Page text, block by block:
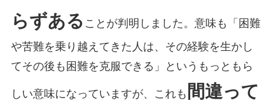
らずある ことが判明しました。意味も「困難
や苦難を乗り越えてきた人は、その経験を生かし
てその後も困難を克服できる」というもっともら
しい意味になっていますが、これも 間違って